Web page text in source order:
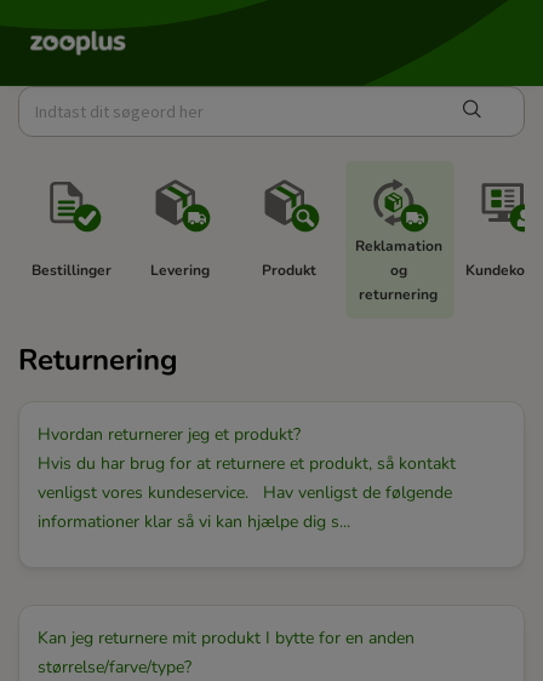
Bestillinger Levering Produkt
Reklamation
og
returnering
Returnering
Hvordan returnerer jeg et produkt?
Hvis du har brug for at returnere et produkt, så kontakt
venligst vores kundeservice. Hav venligst de følgende
informationer klar så vi kan hjælpe dig s...
Kan jeg returnere mit produkt I bytte for en anden
størrelse/farve/type?